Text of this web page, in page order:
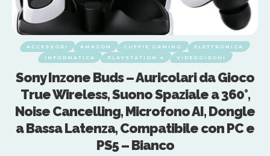
CUFFIE GAMING
ELETTRONICA
PLAYSTATION 4
VIDEOGIOCHI
– Auricolari da Gioco
Spaziale a 360°,
Microfono AI, Dongle
Compatibile con PC e
ACCESSORI
AMAZON
INFORMATICA
Logitech G Fits
Modellabili,
Quattro
Mac, PS5, PS4,